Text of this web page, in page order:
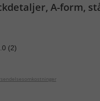
A-form,
(2)